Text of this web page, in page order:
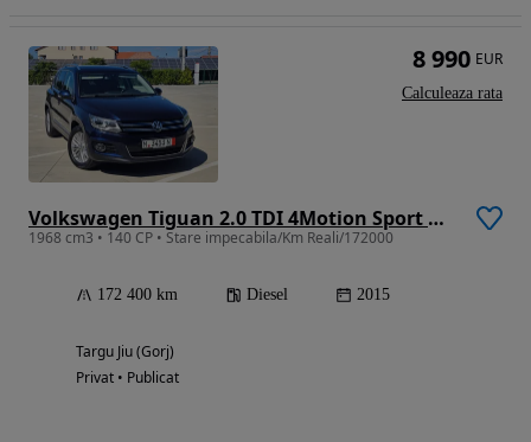
Volkswagen Tiguan 2.0 TDI 4Motion Sport & Style
1968 cm3 • 140 CP • Stare impecabila/Km Reali/172000
172 400 km Diesel 2015
Targu Jiu (Gorj)
Privat • Publicat
8 990 EUR
Calculeaza rata